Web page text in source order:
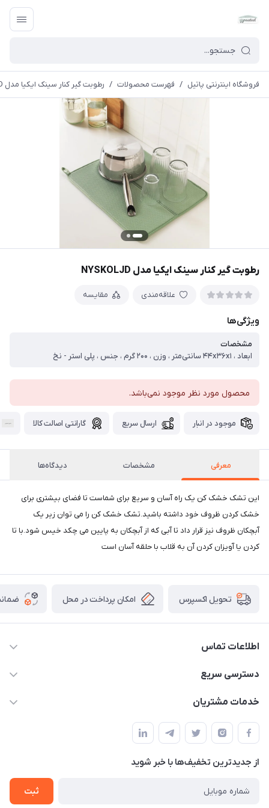
فروشگاه اینترنتی پاتیل / فهرست محصولات / رطوبت گیر کنار سینک ایکیا مدل NYSKOLJD
رطوبت گیر کنار سینک ایکیا مدل NYSKOLJD
علاقه‌مندی مقایسه
ویژگی‌ها
مشخصات
ابعاد ، ۴۴x۳۶x۱ سانتی‌متر ، وزن ، ۲۰۰ گرم ، جنس ، پلی استر - نخ
محصول مورد نظر موجود نمی‌باشد.
موجود در انبار ارسال سریع گارانتی اصالت کالا
معرفی مشخصات دیدگاه‌ها
این تشک خشک کن یک راه آسان و سریع برای شماست تا فضای بیشتری برای
خشک کردن ظروف خود داشته باشید.تشک خشک کن را می توان زیر یک
آبچکان ظروف نیز قرار داد تا آبی که از آبچکان به پایین می چکد خیس شود.با تا
کردن یا آویزان کردن آن به قلاب با حلقه آسان است
تحویل اکسپرس امکان پرداخت در محل
اطلاعات تماس
09165044753
دسترسی سریع
حساب کاربری
لیست محصولات
درباره ما
خدمات مشتریان
قوانین و مقررات
حریم خصوصی
راهنما
از جدید‌ترین تخفیف‌ها با‌ خبر شوید
ثبت